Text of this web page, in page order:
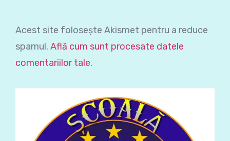
Acest site folosește Akismet pentru a reduce
spamul. Află cum sunt procesate datele
comentariilor tale.